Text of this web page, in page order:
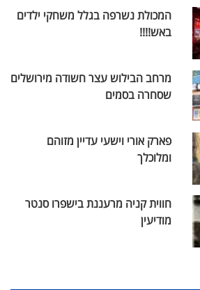
המכולת נשרפה בגלל משחקי ילדים
באש!!!!
מרחב הבילוש עצר חשודה מירושלים
שסחרה בסמים
פארק אורי וישעי עדיין מזוהם
ומלוכלך
חווית קניה מרעננת בישפרו סנטר
מודיעין